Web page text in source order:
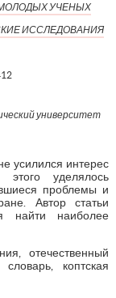
УЧЕНЫХ
ИССЛЕДОВАНИЯ
университет
усилился интерес
уделялось
проблемы и
Автор статьи
найти наиболее
отечественный
коптская